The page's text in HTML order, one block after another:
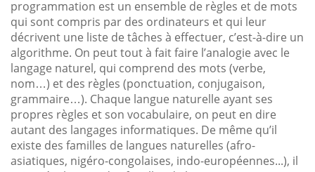
programmation est un ensemble de règles et de mots
qui sont compris par des ordinateurs et qui leur
décrivent une liste de tâches à effectuer, c’est-à-dire un
algorithme. On peut tout à fait faire l’analogie avec le
langage naturel, qui comprend des mots (verbe,
nom…) et des règles (ponctuation, conjugaison,
grammaire…). Chaque langue naturelle ayant ses
propres règles et son vocabulaire, on peut en dire
autant des langages informatiques. De même qu’il
existe des familles de langues naturelles (afro-
asiatiques, nigéro-congolaises, indo-européennes...), il